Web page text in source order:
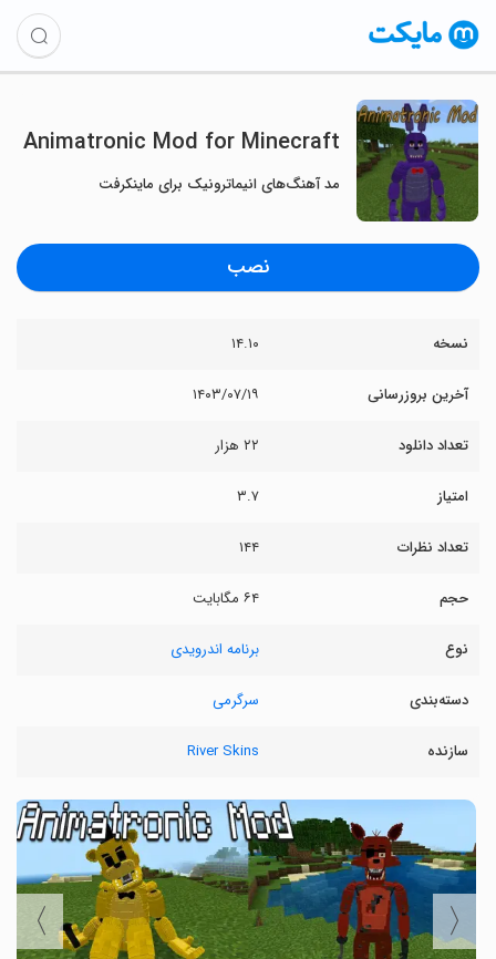
Animatronic Mod for Minecraft
مد آهنگ‌های انیماترونیک برای ماینکرفت
نصب
نسخه ۱۴.۱۰
آخرین بروزرسانی ۱۴۰۳/۰۷/۱۹
تعداد دانلود ۲۲ هزار
امتیاز ۳.۷
تعداد نظرات ۱۴۴
حجم ۶۴ مگابایت
نوع برنامه اندرویدی
دسته‌بندی سرگرمی
سازنده River Skins
〈
〉